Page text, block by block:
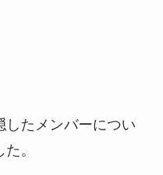
したメンバーについ
。